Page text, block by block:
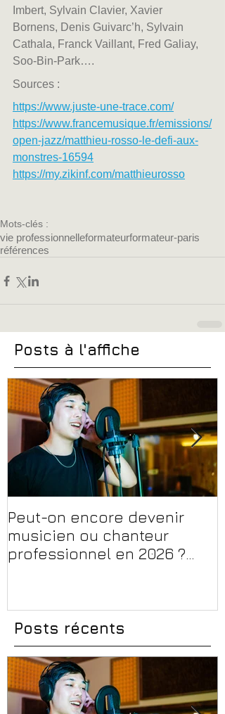
Imbert, Sylvain Clavier, Xavier
Bornens, Denis Guivarc’h, Sylvain
Cathala, Franck Vaillant, Fred Galiay,
Soo-Bin-Park….
Sources :
https://www.juste-une-trace.com/
https://www.francemusique.fr/emissions/
open-jazz/matthieu-rosso-le-defi-aux-
monstres-16594
https://my.zikinf.com/matthieurosso
Mots-clés :
vie professionnelleformateurformateur-paris
références
Posts à l'affiche
Peut-on encore devenir
musicien ou chanteur
professionnel en 2026 ?
Posts récents